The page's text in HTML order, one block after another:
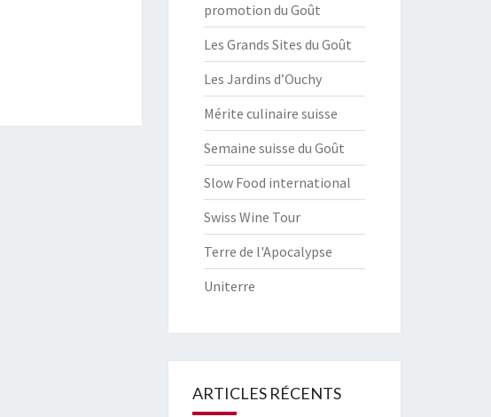
promotion du Goût
Les Grands Sites du Goût
Les Jardins d’Ouchy
Mérite culinaire suisse
Semaine suisse du Goût
Slow Food international
Swiss Wine Tour
Terre de l'Apocalypse
Uniterre
ARTICLES RÉCENTS